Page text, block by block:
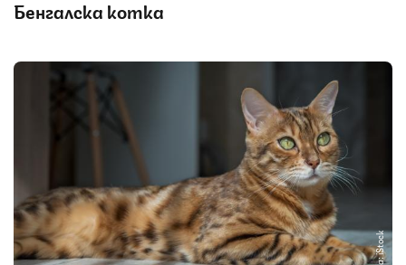
Бенгалска котка